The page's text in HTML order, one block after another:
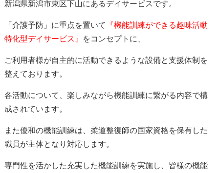
新潟県新潟市東区下山にあるデイサービスです。
「介護予防」に重点を置いて
『機能訓練ができる趣味活動
特化型デイサービス』
をコンセプトに、
ご利用者様が自主的に活動できるような設備と支援体制を
整えております。
各活動について、楽しみながら機能訓練に繋がる内容で構
成されています。
また優和の機能訓練は、柔道整復師の国家資格を保有した
職員が主体となり対応します。
専門性を活かした充実した機能訓練を実施し、皆様の機能